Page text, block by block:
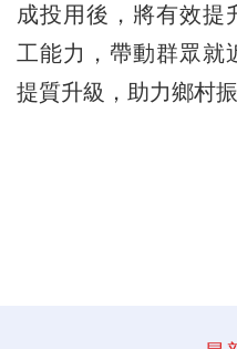
成投用後，將有效提
工能力，帶動群眾就
提質升級，助力鄉村